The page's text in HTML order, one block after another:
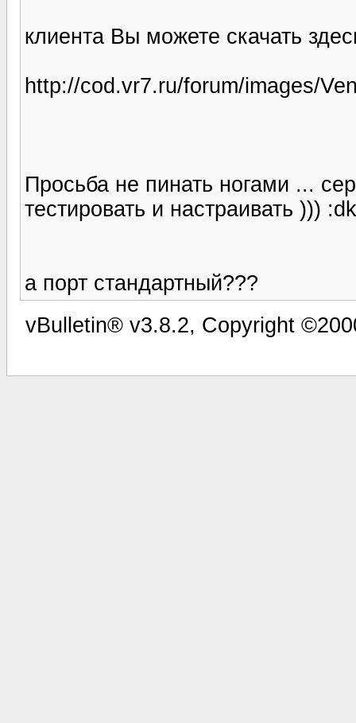
клиента Вы можете скачать
http://cod.vr7.ru/forum/images/
Просьба не пинать ногами ...
тестировать и настраивать )))
а порт стандартный???
vBulletin® v3.8.2, Copyright